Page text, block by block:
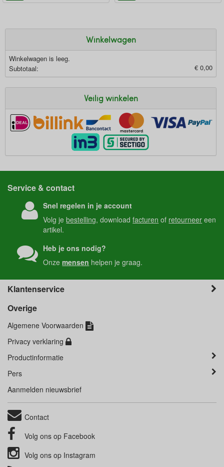
Winkelwagen
Winkelwagen is leeg.
Subtotaal:
€ 0,00
Veilig winkelen
Service & contact
Snel regelen in je account
Volg jebestelling, downloadfacturen of retourneer een
artikel.
Heb je ons nodig?
Onzemensen helpen je graag.
Klantenservice
Overige
Algemene Voorwaarden
Privacy verklaring
Productinformatie
Pers
Aanmelden nieuwsbrief
Contact
Volg ons op Facebook
Volg ons op Instagram